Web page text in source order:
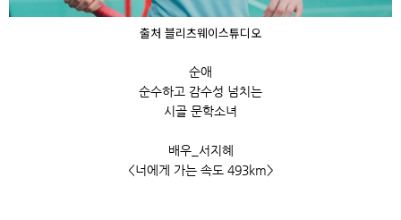
출처 블리츠웨이스튜디오
순애
순수하고 감수성 넘치는
시골 문학소녀
배우_서지혜
<너에게 가는 속도 493km>